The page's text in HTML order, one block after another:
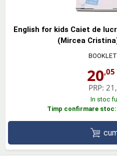
English for kids Caiet de
(Mircea
BOOKLET
20,05
PRP:
In stoc
Timp confirmare